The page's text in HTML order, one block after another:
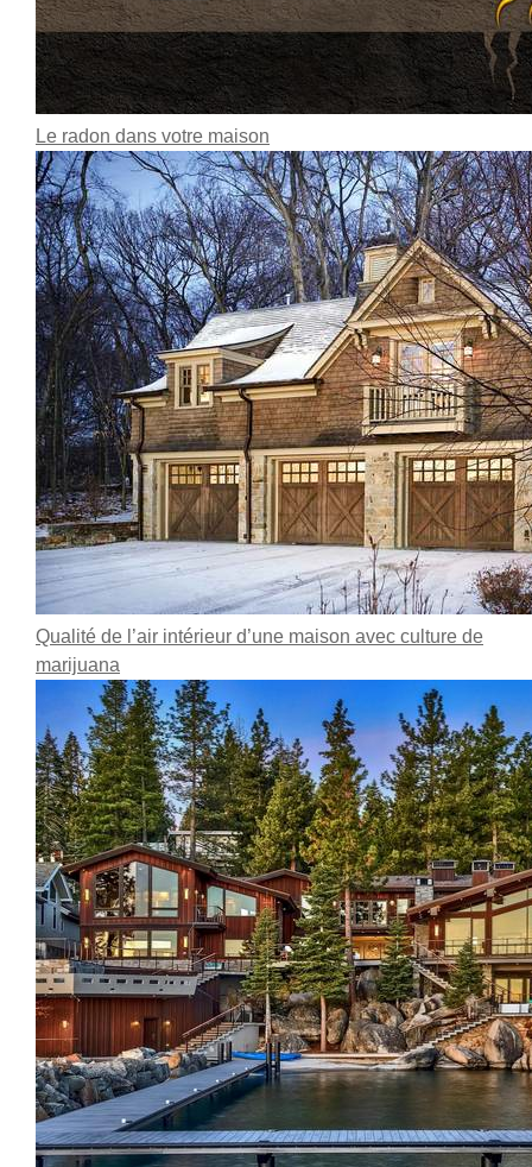
Le radon dans votre maison
Qualité de l’air intérieur d’une maison avec culture de
marijuana